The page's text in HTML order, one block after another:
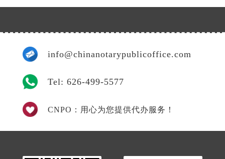
我
info@chinanotarypublicoffice.com
Tel: 626-499-5577
CNPO：用心为您提供代办服务！